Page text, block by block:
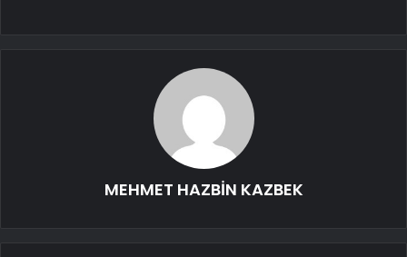
MEHMET HAZBİN KAZBEK